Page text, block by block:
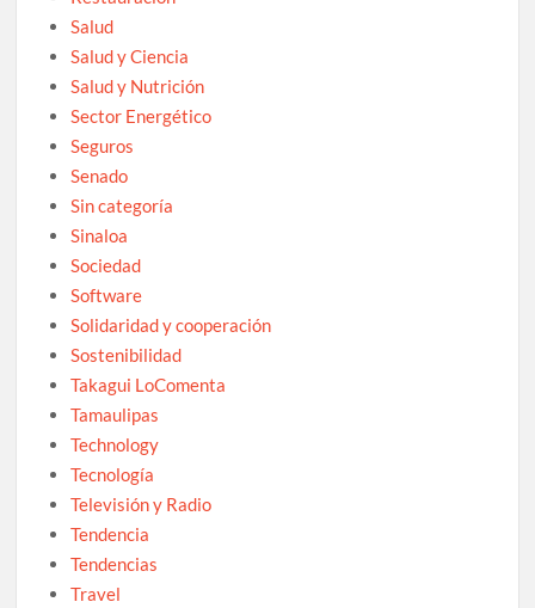
Salud
Salud y Ciencia
Salud y Nutrición
Sector Energético
Seguros
Senado
Sin categoría
Sinaloa
Sociedad
Software
Solidaridad y cooperación
Sostenibilidad
Takagui LoComenta
Tamaulipas
Technology
Tecnología
Televisión y Radio
Tendencia
Tendencias
Travel